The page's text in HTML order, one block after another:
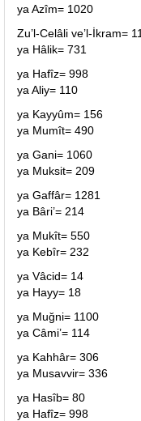
ya Azîm= 1020
Zu’l-Celâli ve’l-İkram=
ya Hâlik= 731
ya Hafîz= 998
ya Aliy= 110
ya Kayyûm= 156
ya Mumît= 490
ya Gani= 1060
ya Muksit= 209
ya Gaffâr= 1281
ya Bâri’= 214
ya Mukît= 550
ya Kebîr= 232
ya Vâcid= 14
ya Hayy= 18
ya Muğni= 1100
ya Câmi’= 114
ya Kahhâr= 306
ya Musavvir= 336
ya Hasîb= 80
ya Hafîz= 998